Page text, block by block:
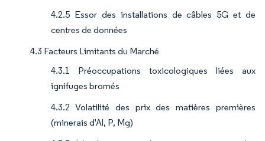
4.2.5 Essor des installations de câbles 5G et de
centres de données
4.3 Facteurs Limitants du Marché
4.3.1 Préoccupations toxicologiques liées aux
ignifuges bromés
4.3.2 Volatilité des prix des matières premières
(minerais d'Al, P, Mg)